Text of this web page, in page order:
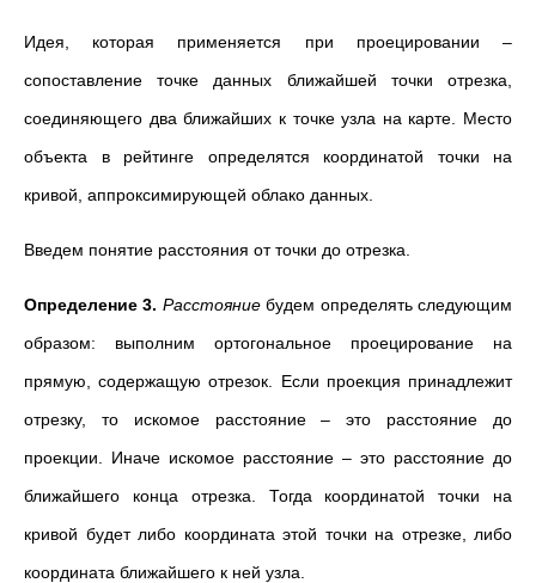
Идея, которая применяется при проецировании –
сопоставление точке данных ближайшей точки отрезка,
соединяющего два ближайших к точке узла на карте. Место
объекта в рейтинге определятся координатой точки на
кривой, аппроксимирующей облако данных.
Введем понятие расстояния от точки до отрезка.
Определение 3. Расстояниебудем определять следующим
образом: выполним ортогональное проецирование на
прямую, содержащую отрезок. Если проекция принадлежит
отрезку, то искомое расстояние – это расстояние до
проекции. Иначе искомое расстояние – это расстояние до
ближайшего конца отрезка. Тогда координатой точки на
кривой будет либо координата этой точки на отрезке, либо
координата ближайшего к ней узла.